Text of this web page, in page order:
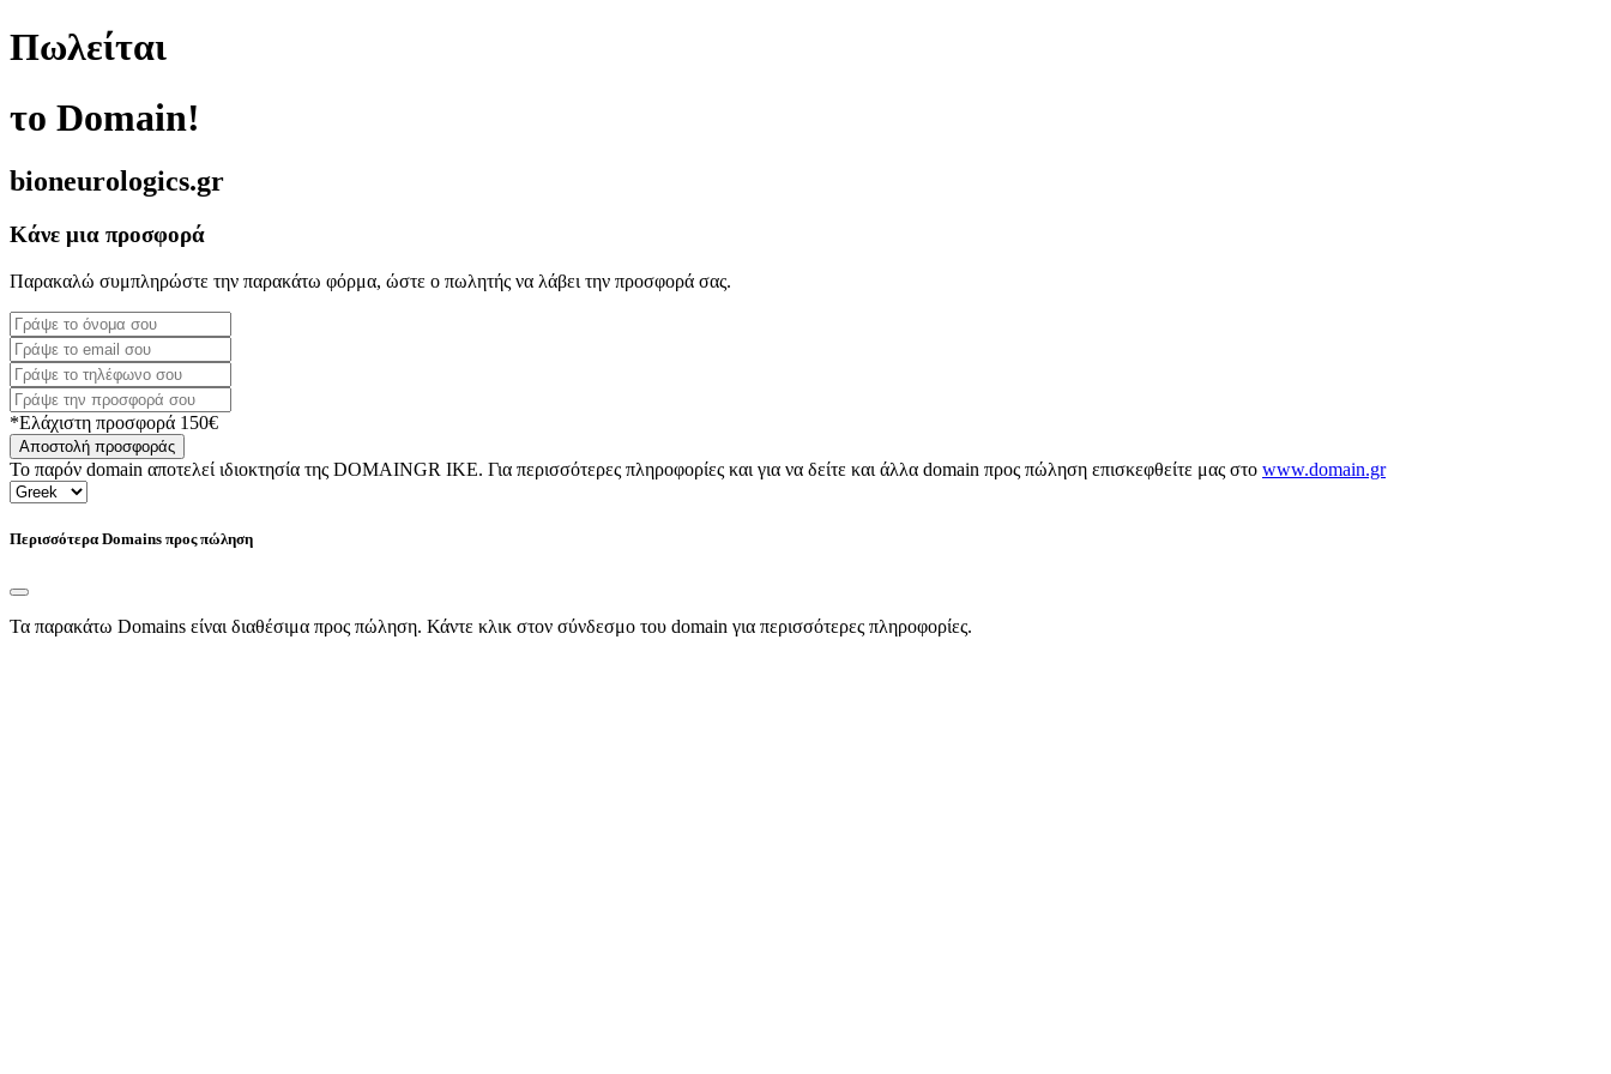
Πωλείται
το Domain!
bioneurologics.gr
Κάνε μια προσφορά
Παρακαλώ συμπληρώστε την παρακάτω φόρμα, ώστε ο πωλητής να λάβει την προσφορά σας.
*Ελάχιστη προσφορά 150€
Αποστολή προσφοράς
Το παρόν domain αποτελεί ιδιοκτησία της DOMAINGR ΙΚΕ. Για περισσότερες πληροφορίες και για να δείτε και άλλα domain προς πώληση επισκεφθείτε μας στο www.domain.gr
Περισσότερα Domains προς πώληση
Τα παρακάτω Domains είναι διαθέσιμα προς πώληση. Κάντε κλικ στον σύνδεσμο του domain για περισσότερες πληροφορίες.